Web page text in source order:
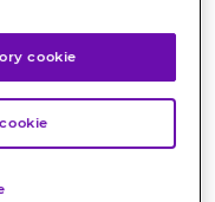
s
4aktivních
cookie